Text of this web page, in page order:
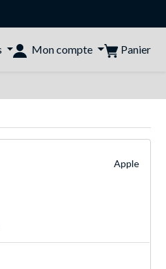
shop
Mon compte Panier
Apple